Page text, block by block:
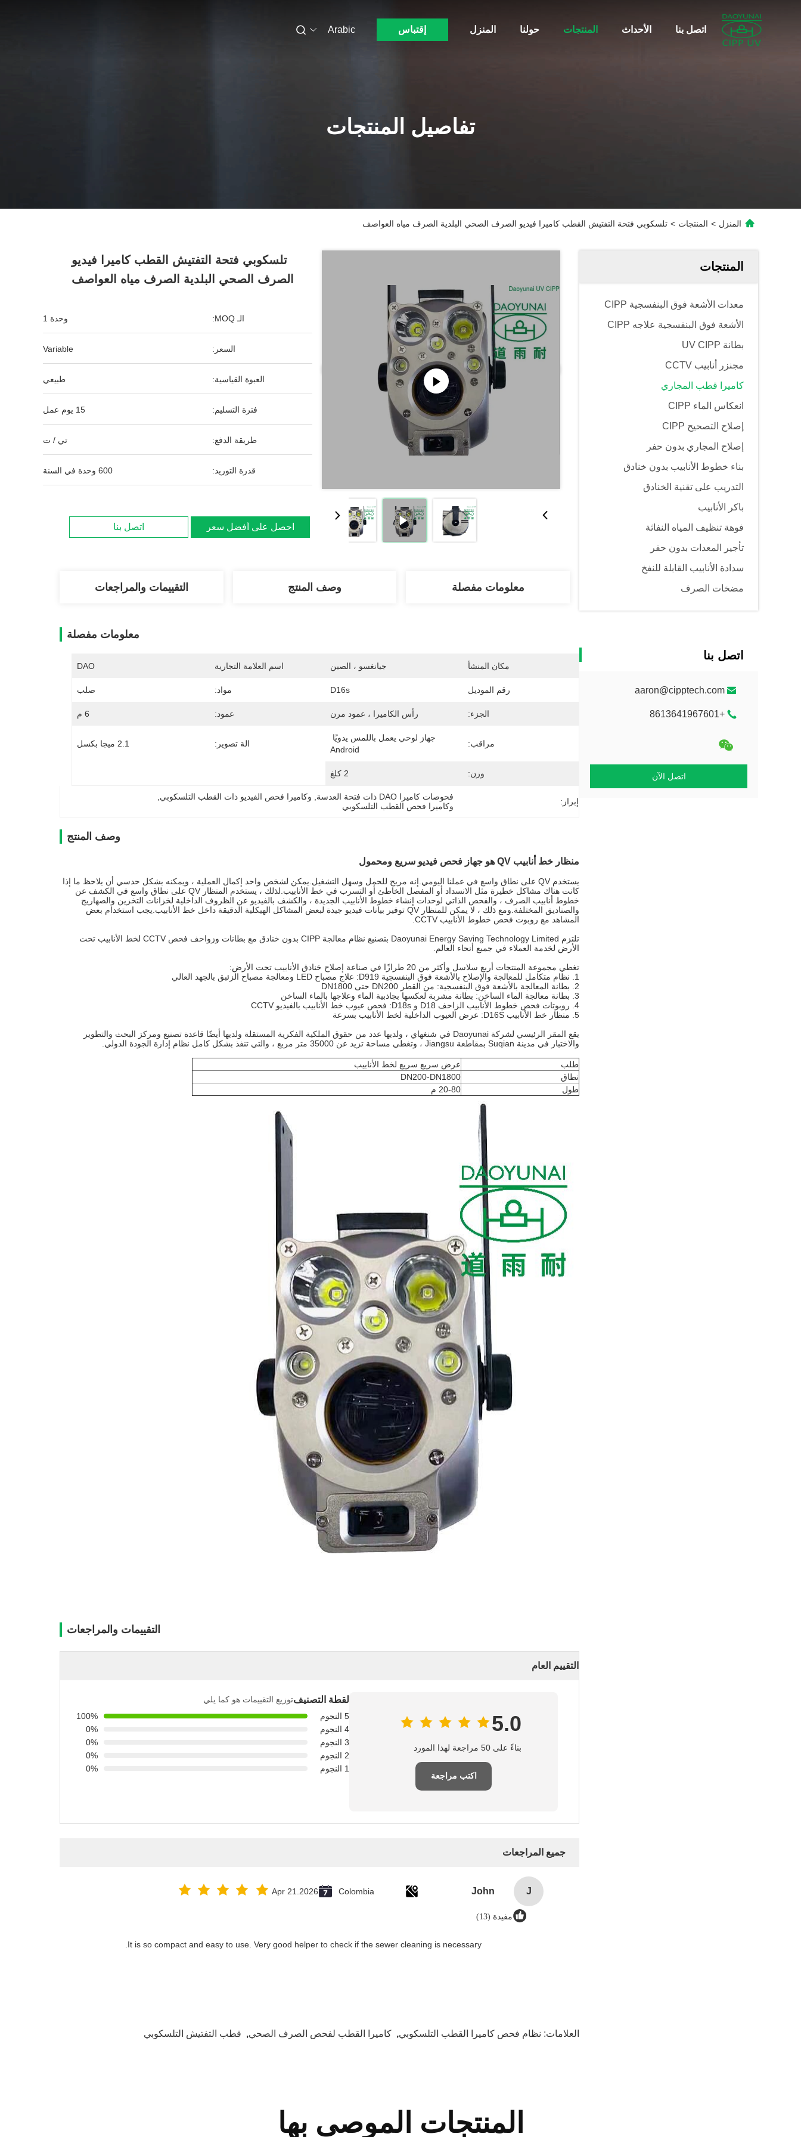
المنزل حولنا المنتجات الأحداث اتصل بنا إقتباس Arabic
تفاصيل المنتجات
المنزل > المنتجات > تلسكوبي فتحة التفتيش القطب كاميرا فيديو الصرف الصحي البلدية الصرف مياه العواصف
المنتجات
معدات الأشعة فوق البنفسجية CIPP
الأشعة فوق البنفسجية علاجه CIPP
بطانة UV CIPP
مجنزر أنابيب CCTV
كاميرا قطب المجاري
انعكاس الماء CIPP
إصلاح التصحيح CIPP
إصلاح المجاري بدون حفر
بناء خطوط الأنابيب بدون خنادق
التدريب على تقنية الخنادق
باكر الأنابيب
فوهة تنظيف المياه النفاثة
تأجير المعدات بدون حفر
سدادة الأنابيب القابلة للنفخ
مضخات الصرف
اتصل بنا
aaron@cipptech.com
+8613641967601
اتصل الآن
تلسكوبي فتحة التفتيش القطب كاميرا فيديو
الصرف الصحي البلدية الصرف مياه العواصف
الـ MOQ: وحدة 1
السعر: Variable
العبوة القياسية: طبيعي
فترة التسليم: 15 يوم عمل
طريقة الدفع: تي / ت
قدرة التوريد: 600 وحدة في السنة
احصل على أفضل سعر اتصل بنا
معلومات مفصلة وصف المنتج التقييمات والمراجعات
معلومات مفصلة
مكان المنشأ جيانغسو ، الصين اسم العلامة التجارية DAO
رقم الموديل D16s مواد: صلب
الجزء: رأس الكاميرا ، عمود مرن عمود: 6 م
مراقب:
Android
الة تصوير: 2.1 ميجا بكسل
وزن: 2 كلغ
إبراز: فحوصات كاميرا DAO ذات فتحة العدسة وكاميرا فحص الفيديو ذات القطب التلسكوبي
وكاميرا فحص القطب التلسكوبي
وصف المنتج
منظار خط أنابيب QV هو جهاز فحص فيديو سريع ومحمول
يستخدم QV على نطاق واسع في عملنا اليومي.إنه مريح للحمل وسهل التشغيل.يمكن لشخص واحد إكمال العملية ، ويمكنه بشكل حدسي أن يلاحظ ما إذا
كانت هناك مشاكل خطيرة مثل الانسداد أو المفصل الخاطئ أو التسرب في خط الأنابيب.لذلك ، يستخدم المنظار QV على نطاق واسع في الكشف عن
خطوط أنابيب الصرف ، والفحص الذاتي لوحدات إنشاء خطوط الأنابيب الجديدة ، والكشف بالفيديو عن الظروف الداخلية لخزانات التخزين والصهاريج
والصناديق المختلفة.ومع ذلك ، لا يمكن للمنظار QV توفير بيانات فيديو جيدة لبعض المشاكل الهيكلية الدقيقة داخل خط الأنابيب.يجب استخدام بعض
المشاهد مع روبوت فحص خطوط الأنابيب CCTV.
تلتزم Daoyunai Energy Saving Technology Limited بتصنيع نظام معالجة CIPP بدون خنادق مع بطانات وزواحف فحص CCTV لخط الأنابيب تحت
الأرض لخدمة العملاء في جميع أنحاء العالم.
تغطي مجموعة المنتجات أربع سلاسل وأكثر من 20 طرازًا في صناعة إصلاح خنادق الأنابيب تحت الأرض:
1. نظام متكامل للمعالجة والإصلاح بالأشعة فوق البنفسجية D919: علاج مصباح LED ومعالجة مصباح الزئبق بالجهد العالي
2. بطانة المعالجة بالأشعة فوق البنفسجية: من القطر DN200 حتى DN1800
3. بطانة معالجة الماء الساخن: بطانة مشربة لعكسها بجاذبية الماء وعلاجها بالماء الساخن
4. روبوتات فحص خطوط الأنابيب الزاحف D18 و D18s: فحص عيوب خط الأنابيب بالفيديو CCTV
5. منظار خط الأنابيب D16S: عرض العيوب الداخلية لخط الأنابيب بسرعة
يقع المقر الرئيسي لشركة Daoyunai في شنغهاي ، ولديها عدد من حقوق الملكية الفكرية المستقلة ولديها أيضًا قاعدة تصنيع ومركز البحث والتطوير
والاختبار في مدينة Suqian بمقاطعة Jiangsu ، وتغطي مساحة تزيد عن 35000 متر مربع ، والتي تنفذ بشكل كامل نظام إدارة الجودة الدولي.
طلب
عرض سريع سريع لخط الأنابيب
نطاق
DN200-DN1800
طول
20-80 م
التقييمات والمراجعات
التقييم العام
5.0
بناءً على 50 مراجعة لهذا المورد
اكتب مراجعة
لقطة التصنيفتوزيع التقييمات هو كما يلي
5 النجوم
100%
4 النجوم
0%
3 النجوم
0%
2 النجوم
0%
1 النجوم
0%
جميع المراجعات
J
John
Colombia
Apr 21.2026
مفيدة (13)
It is so compact and easy to use. Very good helper to check if the sewer cleaning is necessary.
العلامات: نظام فحص كاميرا القطب التلسكوبي, كاميرا القطب لفحص الصرف الصحي, قطب التفتيش التلسكوبي
المنتجات الموصى بها